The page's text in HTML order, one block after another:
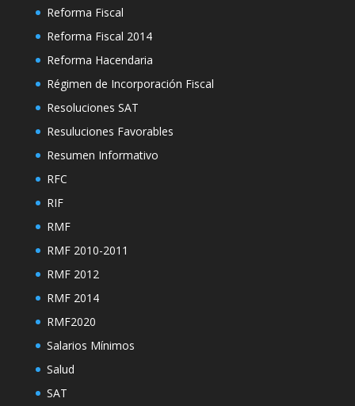
Reforma Fiscal
Reforma Fiscal 2014
Reforma Hacendaria
Régimen de Incorporación Fiscal
Resoluciones SAT
Resuluciones Favorables
Resumen Informativo
RFC
RIF
RMF
RMF 2010-2011
RMF 2012
RMF 2014
RMF2020
Salarios Mínimos
Salud
SAT